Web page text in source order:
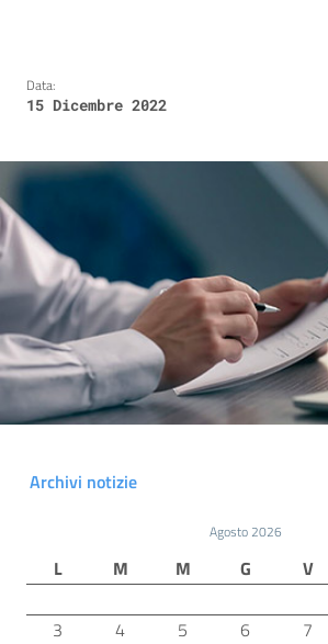
Data:
15 Dicembre 2022
Archivi notizie
Agosto 2026
L M M G V
3
4 5 6 7